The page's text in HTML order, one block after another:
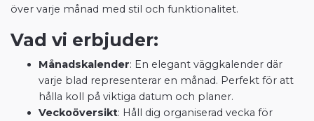
över varje månad med stil och funktionalitet.
Vad vi erbjuder:
Månadskalender: En elegant väggkalender där
varje blad representerar en månad. Perfekt för att
hålla koll på viktiga datum och planer.
Veckoöversikt: Håll dig organiserad vecka för